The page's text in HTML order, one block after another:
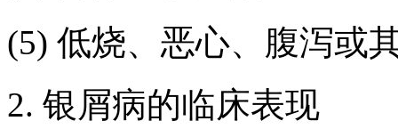
(5) 低烧、恶心、腹泻或
2. 银屑病的临床表现